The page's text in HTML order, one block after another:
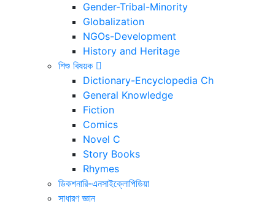
Gender-Tribal-Minority
Globalization
NGOs-Development
History and Heritage
শিশু বিষয়ক
Dictionary-Encyclopedia Ch
General Knowledge
Fiction
Comics
Novel C
Story Books
Rhymes
ডিকশনারি-এনসাইক্লোপিডিয়া
সাধারণ জ্ঞান